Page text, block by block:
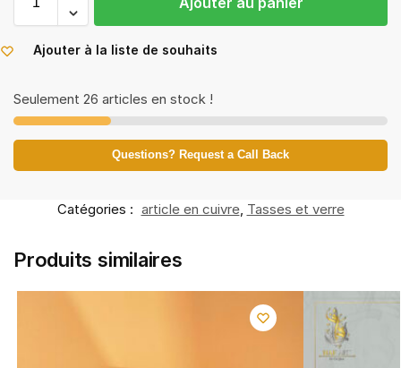
Ajouter à la liste de souhaits
Seulement 26 articles en stock !
Questions? Request a Call Back
Catégories : article en cuivre, Tasses et verre
Produits similaires